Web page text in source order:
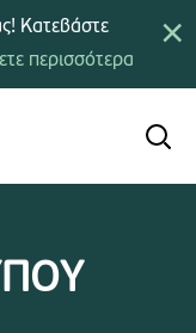
×
Κατεβάστε
περισσότερα